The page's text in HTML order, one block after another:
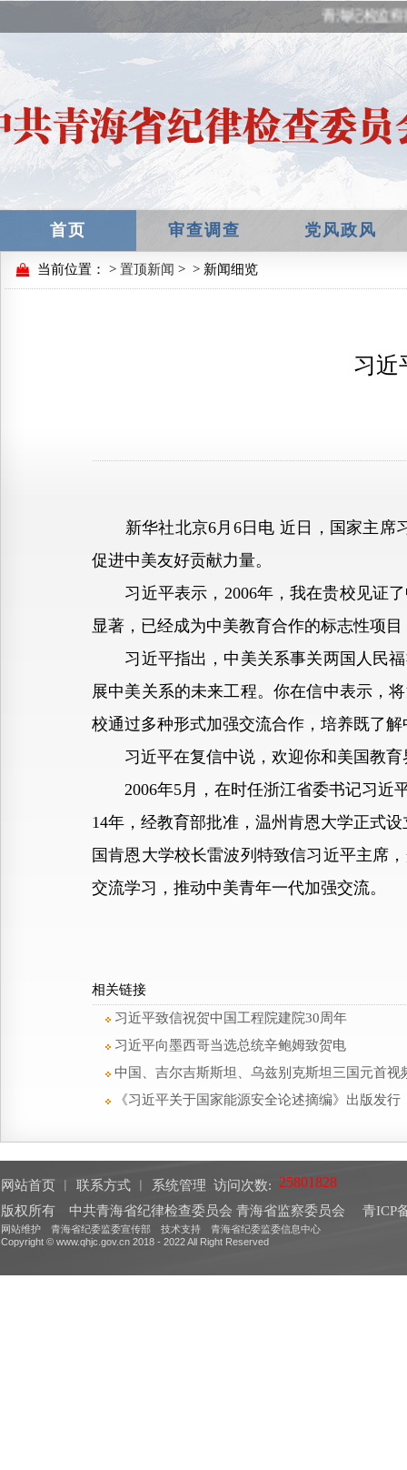
青海纪检监察
首页 审查调查 党风政风
当前位置： > 置顶新闻 > > 新闻细览
习近
新华社北京6月6日电 近日，国家主席习
促进中美友好贡献力量。
习近平表示，2006年，我在贵校见证了
显著，已经成为中美教育合作的标志性项
习近平指出，中美关系事关两国人民福
展中美关系的未来工程。你在信中表示，
校通过多种形式加强交流合作，培养既了
习近平在复信中说，欢迎你和美国教育
2006年5月，在时任浙江省委书记习近
14年，经教育部批准，温州肯恩大学正式
国肯恩大学校长雷波列特致信习近平主席
交流学习，推动中美青年一代加强交流。
相关链接
习近平致信祝贺中国工程院建院30周年
习近平向墨西哥当选总统辛鲍姆致贺电
中国、吉尔吉斯斯坦、乌兹别克斯坦三国元首
《习近平关于国家能源安全论述摘编》出版发行
网站首页 联系方式 系统管理 访问次数:
版权所有 中共青海省纪律检查委员会 青海省监察委员会
青ICP
网站维护 青海省纪委监委宣传部 技术支持 青海省纪委监委信息中心
Copyright © www.qhjc.gov.cn 2018 - 2022 All Right Reserved